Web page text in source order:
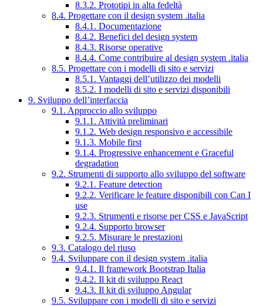
8.3.2. Prototipi in alta fedeltà
8.4. Progettare con il design system .italia
8.4.1. Documentazione
8.4.2. Benefici del design system
8.4.3. Risorse operative
8.4.4. Come contribuire al design system .italia
8.5. Progettare con i modelli di sito e servizi
8.5.1. Vantaggi dell’utilizzo dei modelli
8.5.2. I modelli di sito e servizi disponibili
9. Sviluppo dell’interfaccia
9.1. Approccio allo sviluppo
9.1.1. Attività preliminari
9.1.2. Web design responsivo e accessibile
9.1.3. Mobile first
9.1.4. Progressive enhancement e Graceful
degradation
9.2. Strumenti di supporto allo sviluppo del software
9.2.1. Feature detection
9.2.2. Verificare le feature disponibili con Can I
use
9.2.3. Strumenti e risorse per CSS e JavaScript
9.2.4. Supporto browser
9.2.5. Misurare le prestazioni
9.3. Catalogo del riuso
9.4. Sviluppare con il design system .italia
9.4.1. Il framework Bootstrap Italia
9.4.2. Il kit di sviluppo React
9.4.3. Il kit di sviluppo Angular
9.5. Sviluppare con i modelli di sito e servizi